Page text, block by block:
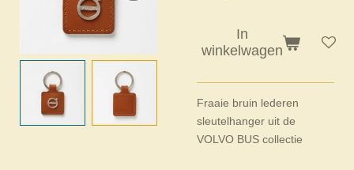
In
winkelwagen
Fraaie bruin lederen
sleutelhanger uit de
VOLVO BUS collectie